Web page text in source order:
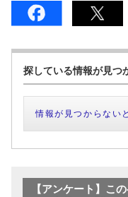
探している情報が見つ
情報が見つからない
【アンケート】こ